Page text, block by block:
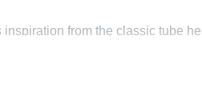
from the classic tube
compact and more portable head,
features with hi and low inputs